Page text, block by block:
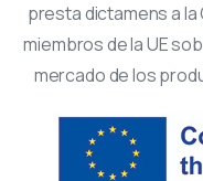
presta dictamens a la
miembros de la UE
mercado de los